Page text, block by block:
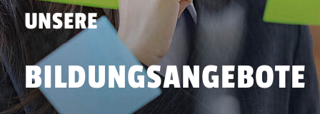
UNSERE
BILDUNGSANGEBOTE